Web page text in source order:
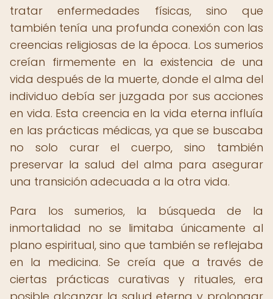
tratar enfermedades físicas, sino que
también tenía una profunda conexión con las
creencias religiosas de la época. Los sumerios
creían firmemente en la existencia de una
vida después de la muerte, donde el alma del
individuo debía ser juzgada por sus acciones
en vida. Esta creencia en la vida eterna influía
en las prácticas médicas, ya que se buscaba
no solo curar el cuerpo, sino también
preservar la salud del alma para asegurar
una transición adecuada a la otra vida.
Para los sumerios, la búsqueda de la
inmortalidad no se limitaba únicamente al
plano espiritual, sino que también se reflejaba
en la medicina. Se creía que a través de
ciertas prácticas curativas y rituales, era